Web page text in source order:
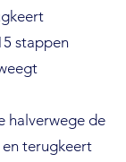
stappen
halverwege de
terugkeert